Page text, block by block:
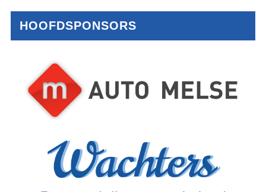
HOOFDSPONSORS